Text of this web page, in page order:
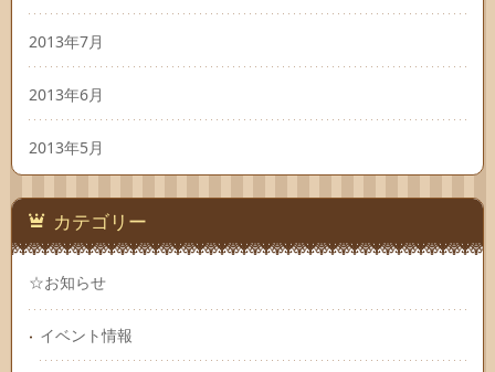
2013年7月
2013年6月
2013年5月
カテゴリー
☆お知らせ
イベント情報